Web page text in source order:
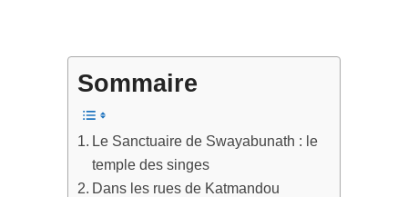
Sommaire
Le Sanctuaire de Swayabunath : le
temple des singes
Dans les rues de Katmandou